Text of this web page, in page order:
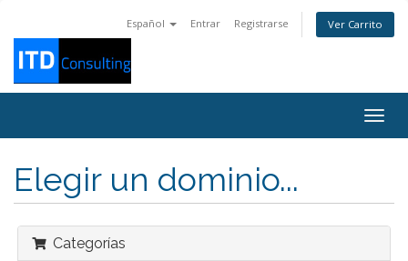
Español Entrar Registrarse Ver Carrito
Elegir un dominio...
Categorías